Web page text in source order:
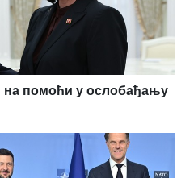
на помоћи у ослобађању